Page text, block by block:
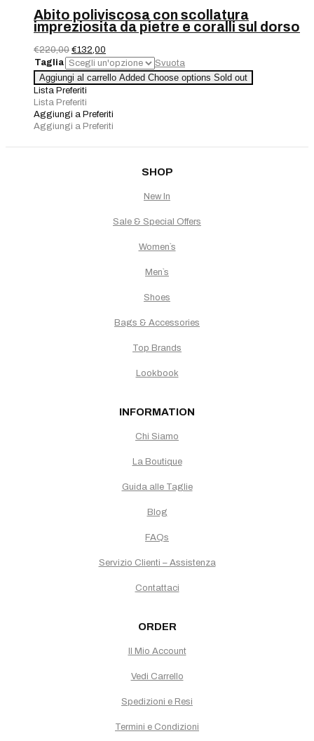
macramè
quantità
Abito poliviscosa con scollatura
impreziosita da pietre e coralli sul dorso
€220,00 Il
prezzo
originale
era:
€220,00.
€132,00
prezzo
attuale
è:
Taglia
Svuota
Abito
poliviscosa
con
scollatura
impreziosita
pietre
Aggiungi al carrello Added Choose options Sold out
Lista Preferiti
Lista Preferiti
Aggiungi a Preferiti
Aggiungi a Preferiti
SHOP
New In
Sale & Special Offers
Women`s
Men`s
Shoes
Bags & Accessories
Top Brands
Lookbook
INFORMATION
Chi Siamo
La Boutique
Guida alle Taglie
Blog
FAQs
Servizio Clienti – Assistenza
Contattaci
ORDER
Il Mio Account
Vedi Carrello
Spedizioni e Resi
Termini e Condizioni